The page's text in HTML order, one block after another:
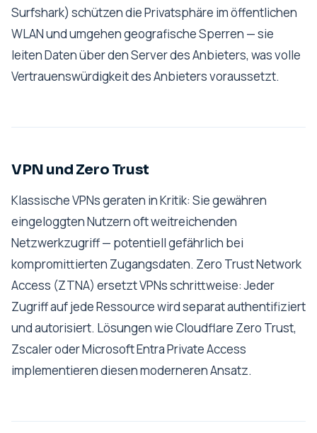
Surfshark) schützen die Privatsphäre im öffentlichen
WLAN und umgehen geografische Sperren — sie
leiten Daten über den Server des Anbieters, was volle
Vertrauenswürdigkeit des Anbieters voraussetzt.
VPN und Zero Trust
Klassische VPNs geraten in Kritik: Sie gewähren
eingeloggten Nutzern oft weitreichenden
Netzwerkzugriff — potentiell gefährlich bei
kompromittierten Zugangsdaten. Zero Trust Network
Access (ZTNA) ersetzt VPNs schrittweise: Jeder
Zugriff auf jede Ressource wird separat authentifiziert
und autorisiert. Lösungen wie Cloudflare Zero Trust,
Zscaler oder Microsoft Entra Private Access
implementieren diesen moderneren Ansatz.